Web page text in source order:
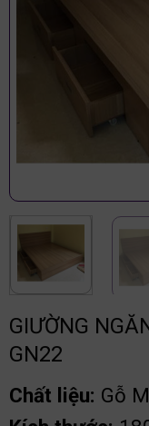
GIƯỜNG
GN22
Chất liệu: Gỗ